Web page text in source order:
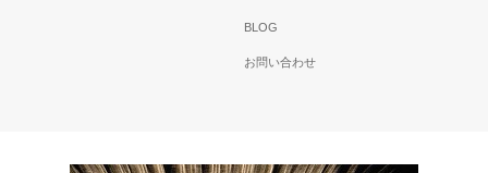
BLOG
お問い合わせ